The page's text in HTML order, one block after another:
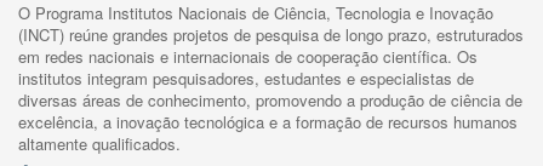
O Programa Institutos Nacionais de Ciência, Tecnologia e Inovação
(INCT) reúne grandes projetos de pesquisa de longo prazo, estruturados
em redes nacionais e internacionais de cooperação científica. Os
institutos integram pesquisadores, estudantes e especialistas de
diversas áreas de conhecimento, promovendo a produção de ciência de
excelência, a inovação tecnológica e a formação de recursos humanos
altamente qualificados.